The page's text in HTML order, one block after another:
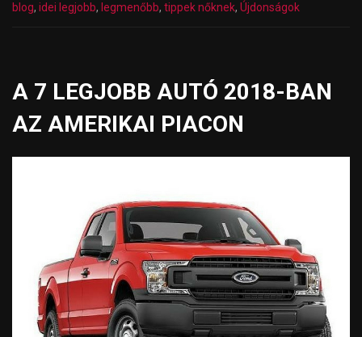
blog, idei legjobb, legmenőbb, tippek nőknek, Újdonságok
A 7 LEGJOBB AUTÓ 2018-BAN
AZ AMERIKAI PIACON